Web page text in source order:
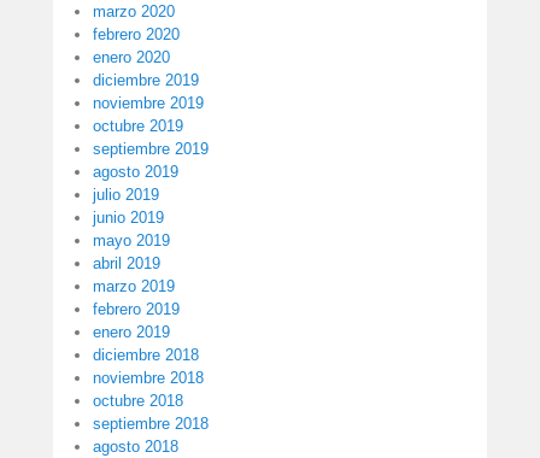
marzo 2020
febrero 2020
enero 2020
diciembre 2019
noviembre 2019
octubre 2019
septiembre 2019
agosto 2019
julio 2019
junio 2019
mayo 2019
abril 2019
marzo 2019
febrero 2019
enero 2019
diciembre 2018
noviembre 2018
octubre 2018
septiembre 2018
agosto 2018